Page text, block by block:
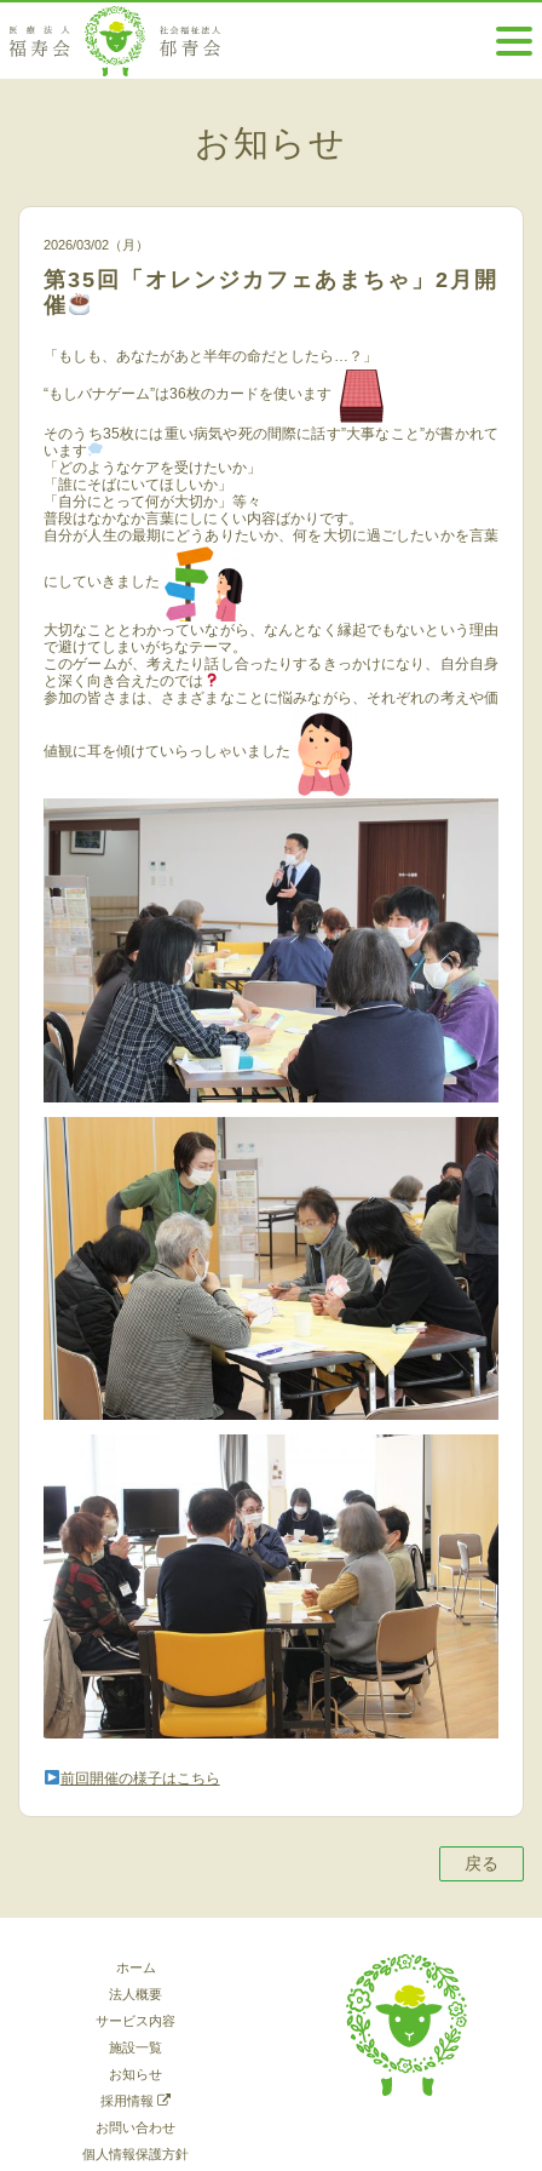
お知らせ
2026/03/02（月）
第35回「オレンジカフェあまちゃ」2月開
催
「もしも、あなたがあと半年の命だとしたら…？」
“もしバナゲーム”は36枚のカードを使います
そのうち35枚には重い病気や死の間際に話す”大事なこと”が書かれて
います
「どのようなケアを受けたいか」
「誰にそばにいてほしいか」
「自分にとって何が大切か」等々
普段はなかなか言葉にしにくい内容ばかりです。
自分が人生の最期にどうありたいか、何を大切に過ごしたいかを言葉
にしていきました
大切なこととわかっていながら、なんとなく縁起でもないという理由
で避けてしまいがちなテーマ。
このゲームが、考えたり話し合ったりするきっかけになり、自分自身
と深く向き合えたのでは
参加の皆さまは、さまざまなことに悩みながら、それぞれの考えや価
値観に耳を傾けていらっしゃいました
前回開催の様子はこちら
戻る
ホーム
法人概要
サービス内容
施設一覧
お知らせ
採用情報
お問い合わせ
個人情報保護方針